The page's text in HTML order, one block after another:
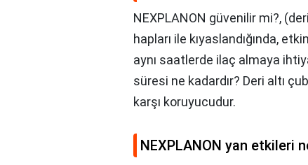
NEXPLANON güvenilir mi?,
hapları ile kıyaslandığında,
aynı saatlerde ilaç almaya
süresi ne kadardır? Deri altı
karşı koruyucudur.
NEXPLANON yan etkileri